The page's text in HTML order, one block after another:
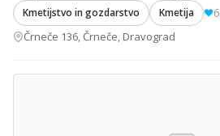
Kmetijstvo in gozdarstvo Kmetija 6
Črneče 136, Črneče, Dravograd